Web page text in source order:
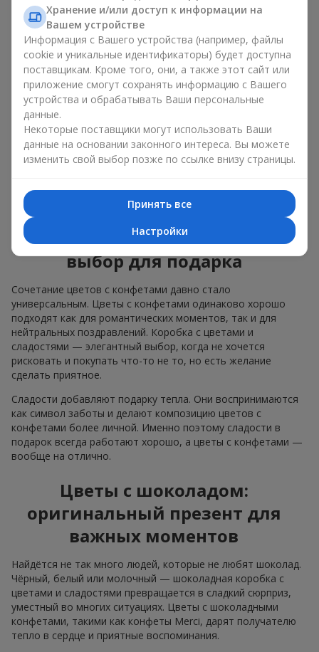
Длякорпоративного мероприятияподойдёт
премиальный подарок: здесь коробка с цветами и
сладостями дополняется изысканными каллами,
герберамиилиорхидеямии элитными сладостями;
Нежные букеты изэустомы, тюльпановили
альстромериихорошо сочетаются с конфетами
Merci, поддерживая нежную подачу и лёгкое
настроение — как
ребёнка или ко Дню всех влюблённых.
Мы поможем вам подобрать лучшее сочетание цветочного
микса и сладостей под ваш повод и оформим подарок —
Коробка с цветами и
сладостями — ваш лучший
выбор для подарка
Сочетание цветов с конфетами давно стало
универсальным. Цветы с конфетами одинаково хорошо
подходят как для романтических моментов, так и для
нейтральных поздравлений. Коробка с цветами и
сладостями — элегантный выбор, когда не хочется
рисковать и покупать что-то не то, но есть желание
сделать приятное.
Сладости добавляют подарку тепла. Они воспринимаются
как символ заботы и делают композицию цветов с
конфетами более личной. Именно поэтому сладости в
подарок всегда работают хорошо, а цветы с конфетами —
вообще на отлично.
Цветы с шоколадом:
оригинальный презент для
важных моментов
Найдётся не так много людей, которые не любят шоколад.
Чёрный, белый или молочный — шоколадная коробка с
цветами и сладостями превращается в сладкий сюрприз,
уместный во многих ситуациях. Цветы с шоколадными
конфетами, такими как конфеты Merci, дарят получателю
тепло в сердце и приятные воспоминания.
Хранение и/или доступ к информации на
Вашем устройстве
Информация с Вашего устройства (например, файлы
cookie и уникальные идентификаторы) будет доступна
поставщикам. Кроме того, они, а также этот сайт или
приложение смогут сохранять информацию с Вашего
устройства и обрабатывать Ваши персональные
данные.
Некоторые поставщики могут использовать Ваши
данные на основании законного интереса. Вы можете
изменить свой выбор позже по ссылке внизу страницы.
Принять все
Настройки